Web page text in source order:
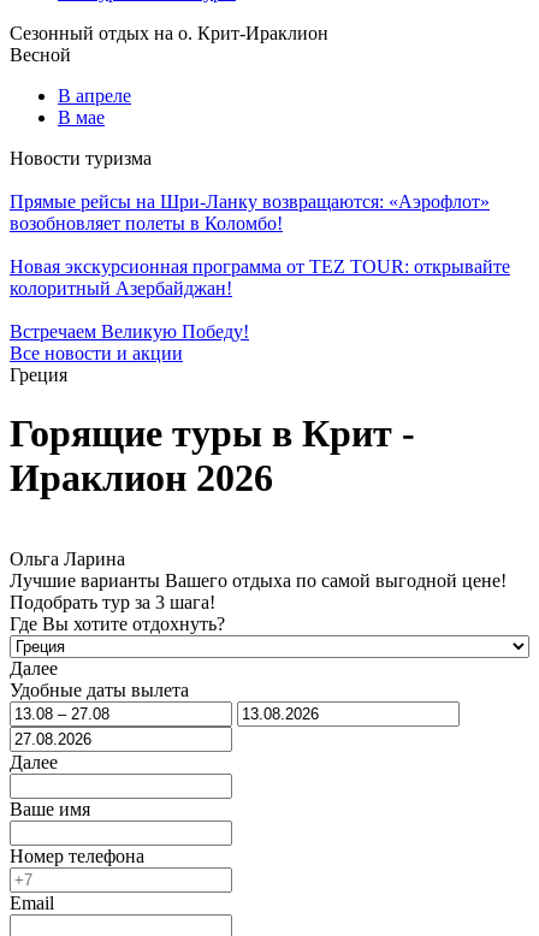
Сезонный отдых на о. Крит-Ираклион
Весной
В апреле
В мае
Новости туризма
Прямые рейсы на Шри-Ланку возвращаются: «Аэрофлот»
возобновляет полеты в Коломбо!
Новая экскурсионная программа от TEZ TOUR: открывайте
колоритный Азербайджан!
Встречаем Великую Победу!
Все новости и акции
Греция
Горящие туры в Крит -
Ираклион 2026
Ольга Ларина
Лучшие варианты Вашего отдыха по самой выгодной цене!
Подобрать тур за 3 шага!
Где Вы хотите отдохнуть?
Далее
Удобные даты вылета
Далее
Ваше имя
Номер телефона
Email